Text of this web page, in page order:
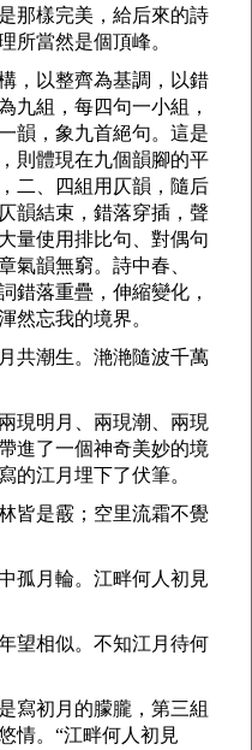
那樣完美，給后來的詩
所當然是個頂峰。
以整齊為基調，以錯
九組，每四句一小組，
韻，象九首絕句。這是
則體現在九個韻腳的平
二、四組用仄韻，隨后
韻結束，錯落穿插，聲
量使用排比句、對偶句
氣韻無窮。詩中春、
錯落重疊，伸縮變化，
然忘我的境界。
潮生。滟滟隨波千萬
明月、兩現潮、兩現
進了一個神奇美妙的境
的江月埋下了伏筆。
是霰；空里流霜不覺
月輪。江畔何人初見
相似。不知江月待何
初月的朦朧，第三組
情。“江畔何人初見